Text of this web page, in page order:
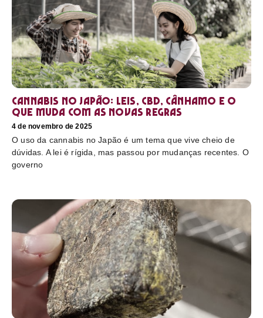
Cannabis no Japão: leis, CBD, cânhamo e o
que muda com as novas regras
4 de novembro de 2025
O uso da cannabis no Japão é um tema que vive cheio de
dúvidas. A lei é rígida, mas passou por mudanças recentes. O
governo